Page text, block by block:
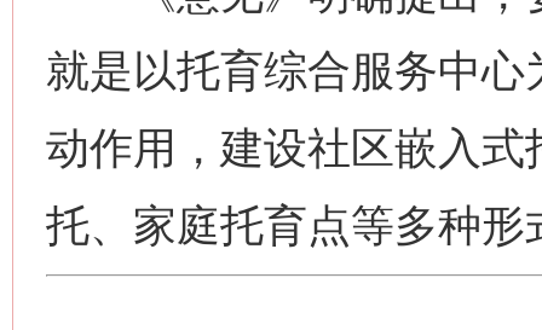
就是以托育综合服务中
动作用，建设社区嵌入
托、家庭托育点等多种